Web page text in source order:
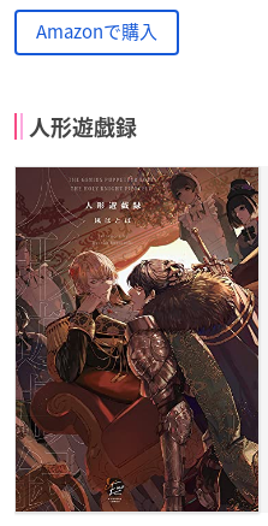
Amazonで購入
人形遊戯録